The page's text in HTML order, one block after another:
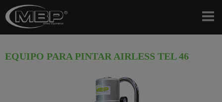
EQUIPO PARA PINTAR AIRLESS TEL 46